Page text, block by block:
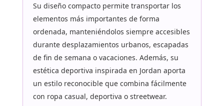
Su diseño compacto permite transportar los
elementos más importantes de forma
ordenada, manteniéndolos siempre accesibles
durante desplazamientos urbanos, escapadas
de fin de semana o vacaciones. Además, su
estética deportiva inspirada en Jordan aporta
un estilo reconocible que combina fácilmente
con ropa casual, deportiva o streetwear.